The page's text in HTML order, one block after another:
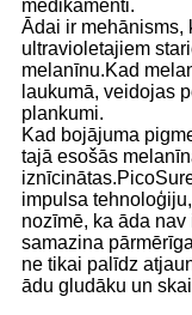
medikamenti.
Ādai ir mehānisms,
ultravioletajiem
melanīnu.Kad
laukumā, veidojas
plankumi.
Kad bojājuma
tajā esošās
impulsa
nozīmē, ka āda
samazina
ne tikai palīdz
ādu gludāku un